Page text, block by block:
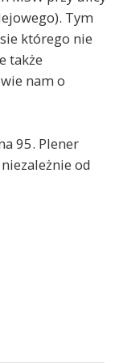
Tym
którego nie
także
nam o
95. Plener
od